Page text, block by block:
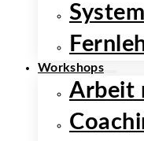
Workshops
Arbeit